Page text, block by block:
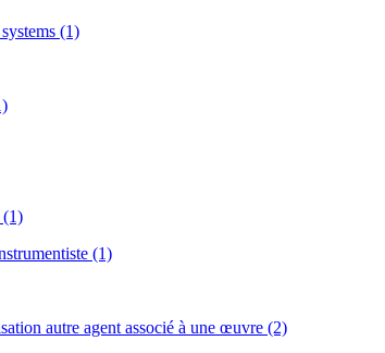
(1)
(1)
(1)
autre agent associé à une œuvre (2)